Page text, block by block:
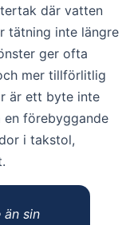
där vatten
tätning inte längre
ger ofta
mer tillförlitlig
är ett byte inte
förebyggande
i takstol,
sin